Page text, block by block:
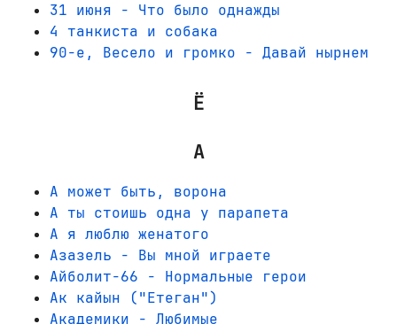
31 июня - Что было однажды
4 танкиста и собака
90-е, Весело и громко - Давай нырнем
Ё
А
А может быть, ворона
А ты стоишь одна у парапета
А я люблю женатого
Азазель - Вы мной играете
Айболит-66 - Нормальные герои
Ак кайын ("Етеган")
Академики - Любимые